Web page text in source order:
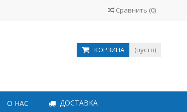
Сравнить (0)
КОРЗИНА (пусто)
О НАС ДОСТАВКА